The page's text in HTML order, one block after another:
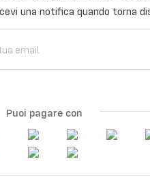
una notifica quando torna
Puoi pagare con